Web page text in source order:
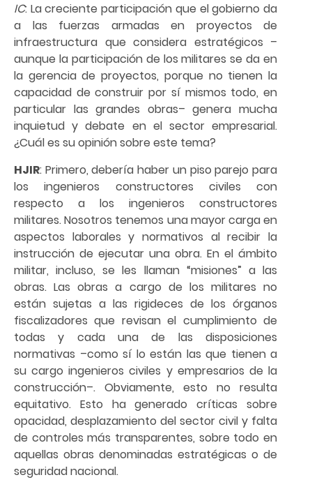
IC: La creciente participación que el gobierno da
a las fuerzas armadas en proyectos de
infraestructura que considera estratégicos –
aunque la participación de los militares se da en
la gerencia de proyectos, porque no tienen la
capacidad de construir por sí mismos todo, en
particular las grandes obras– genera mucha
inquietud y debate en el sector empresarial.
¿Cuál es su opinión sobre este tema?
HJIR: Primero, debería haber un piso parejo para
los ingenieros constructores civiles con
respecto a los ingenieros constructores
militares. Nosotros tenemos una mayor carga en
aspectos laborales y normativos al recibir la
instrucción de ejecutar una obra. En el ámbito
militar, incluso, se les llaman “misiones” a las
obras. Las obras a cargo de los militares no
están sujetas a las rigideces de los órganos
fiscalizadores que revisan el cumplimiento de
todas y cada una de las disposiciones
normativas –como sí lo están las que tienen a
su cargo ingenieros civiles y empresarios de la
construcción–. Obviamente, esto no resulta
equitativo. Esto ha generado críticas sobre
opacidad, desplazamiento del sector civil y falta
de controles más transparentes, sobre todo en
aquellas obras denominadas estratégicas o de
seguridad nacional.